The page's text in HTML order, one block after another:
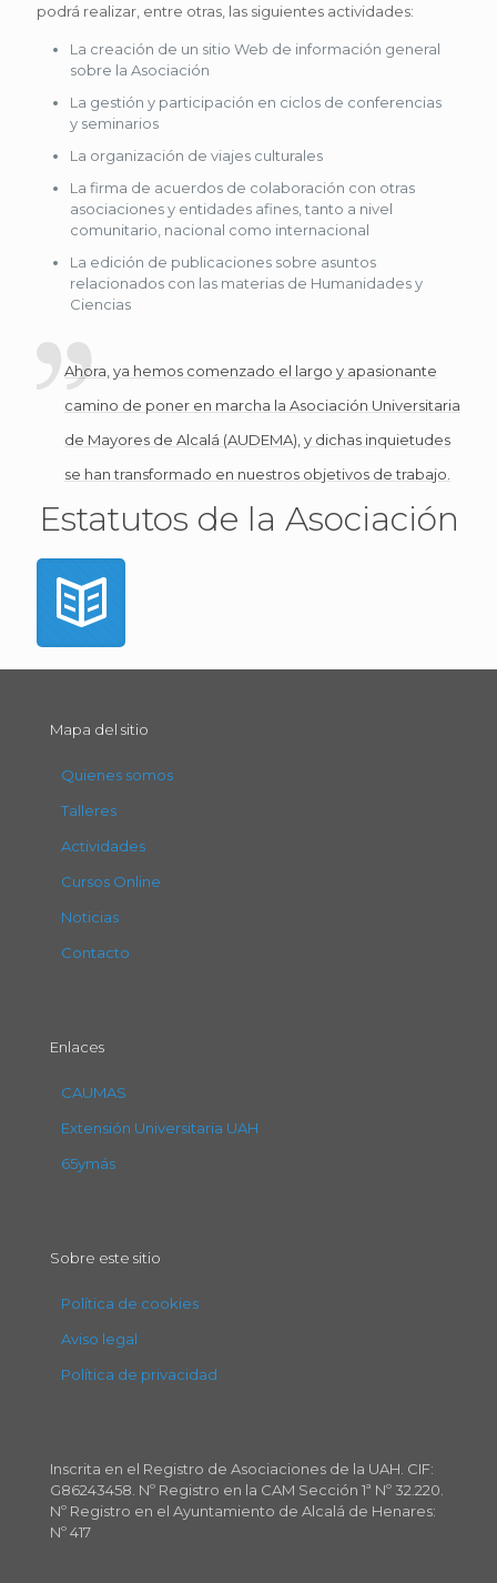
podrá realizar, entre otras, las siguientes actividades:
La creación de un sitio Web de información general
sobre la Asociación
La gestión y participación en ciclos de conferencias
y seminarios
La organización de viajes culturales
La firma de acuerdos de colaboración con otras
asociaciones y entidades afines, tanto a nivel
comunitario, nacional como internacional
La edición de publicaciones sobre asuntos
relacionados con las materias de Humanidades y
Ciencias
Ahora, ya hemos comenzado el largo y apasionante
camino de poner en marcha la Asociación Universitaria
de Mayores de Alcalá (AUDEMA), y dichas inquietudes
se han transformado en nuestros objetivos de trabajo.
Estatutos de la Asociación
Mapa del sitio
Quienes somos
Talleres
Actividades
Cursos Online
Noticias
Contacto
Enlaces
CAUMAS
Extensión Universitaria UAH
65ymás
Sobre este sitio
Política de cookies
Aviso legal
Política de privacidad
Inscrita en el Registro de Asociaciones de la UAH. CIF:
G86243458. Nº Registro en la CAM Sección 1ª Nº 32.220.
Nº Registro en el Ayuntamiento de Alcalá de Henares:
Nº 417